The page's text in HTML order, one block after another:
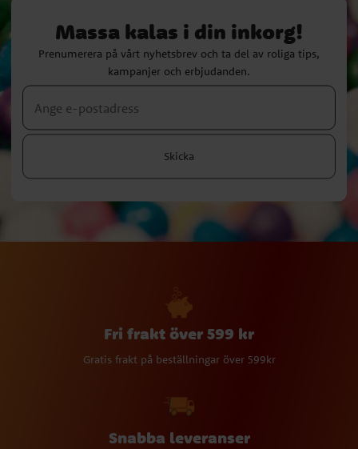
Massa kalas i din inkorg!
Prenumerera på vårt nyhetsbrev och ta del av roliga tips,
kampanjer och erbjudanden.
Skicka
Fri frakt över 599 kr
Gratis frakt på beställningar över 599kr
Snabba leveranser